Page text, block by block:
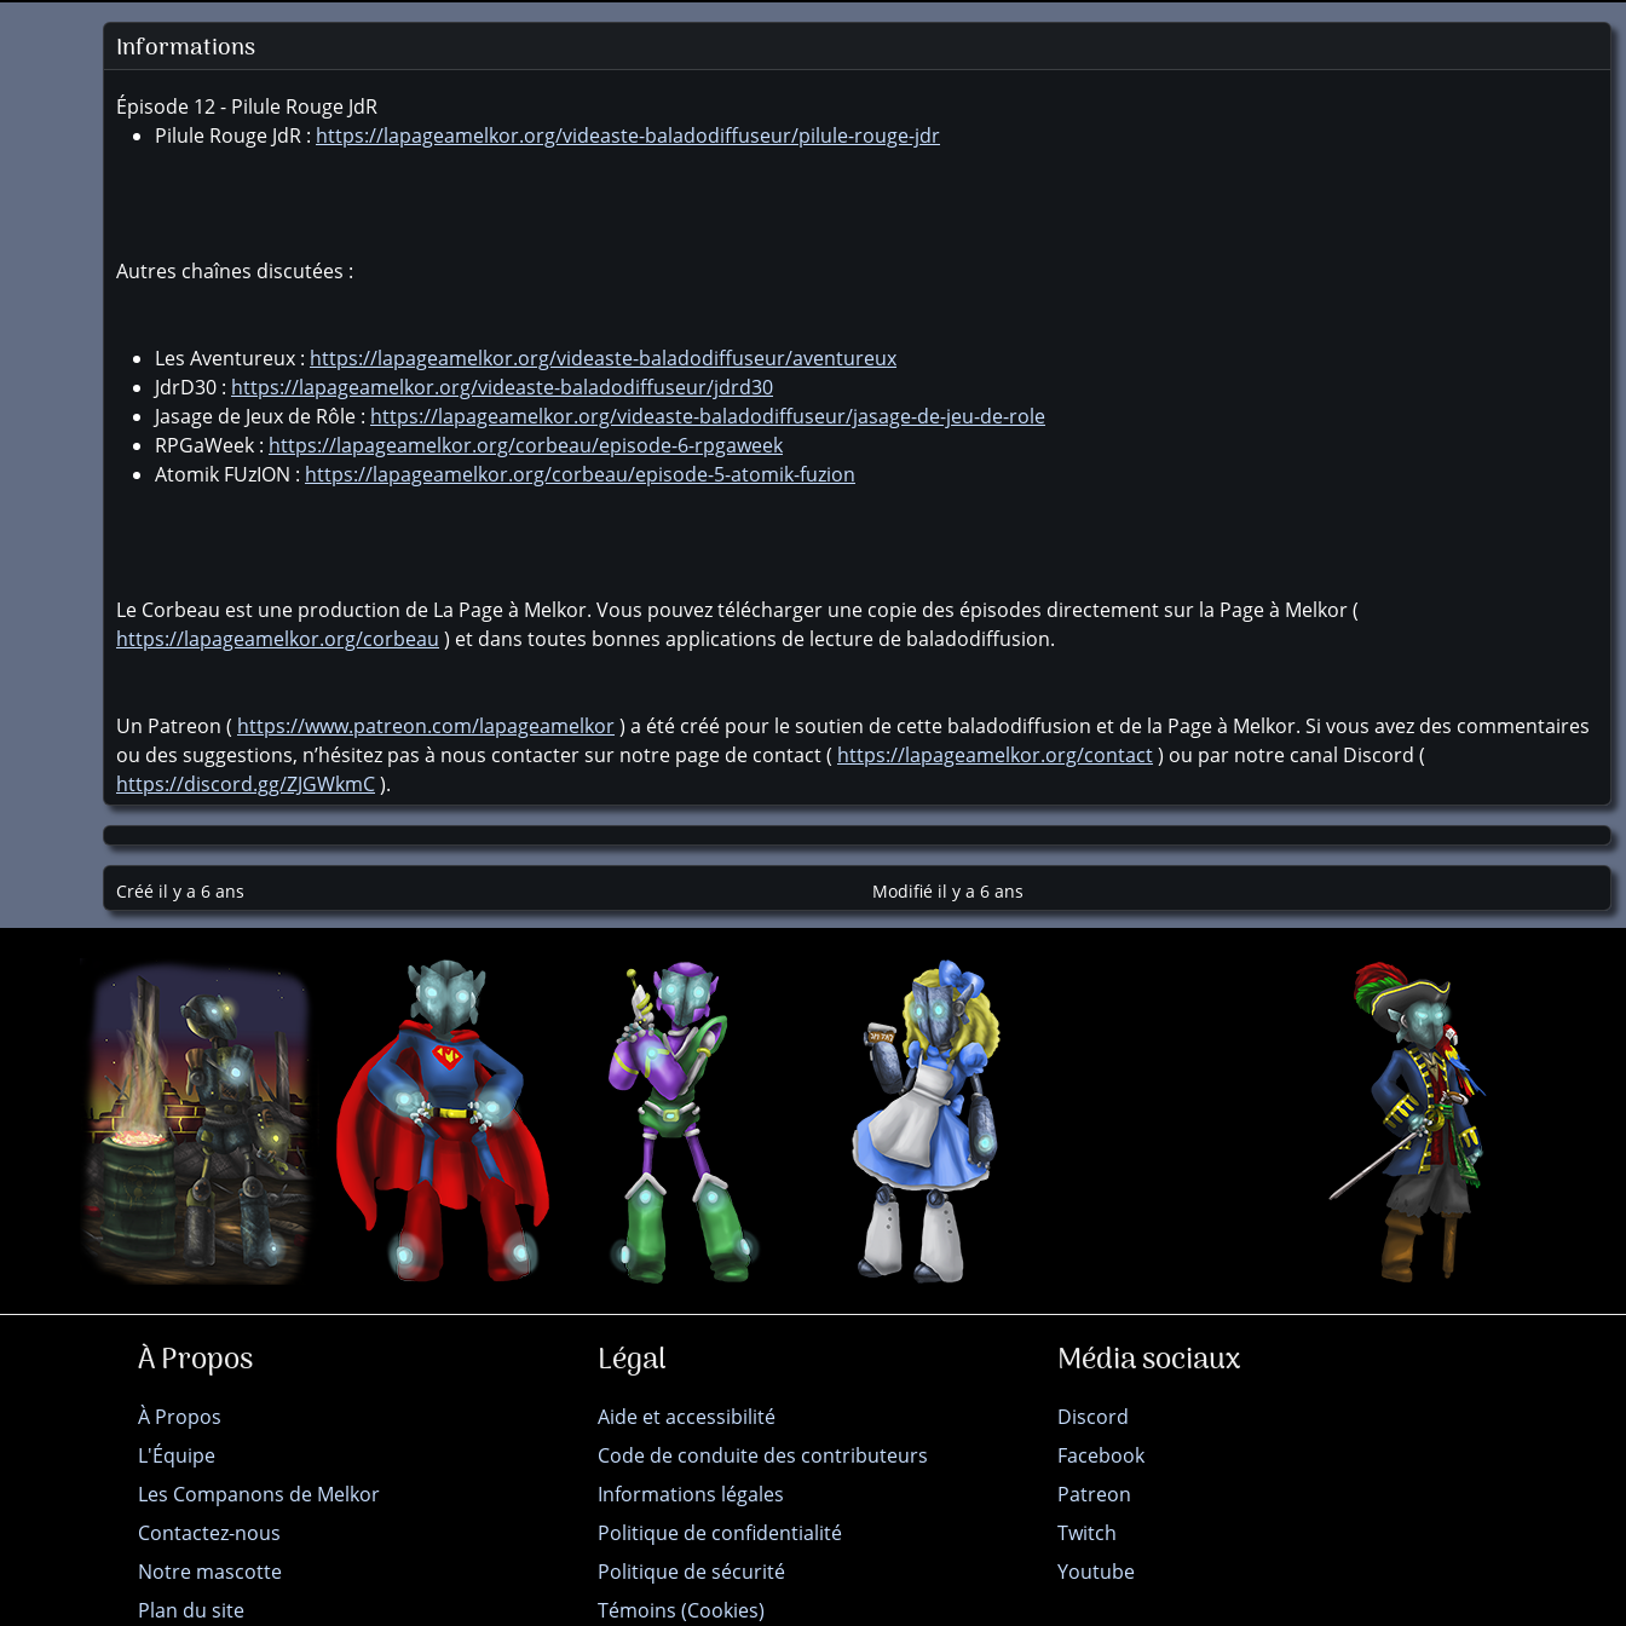
Informations
Épisode 12 - Pilule Rouge JdR
Pilule Rouge JdR : https://lapageamelkor.org/videaste-baladodiffuseur/pilule-rouge-jdr
Autres chaînes discutées :
Les Aventureux : https://lapageamelkor.org/videaste-baladodiffuseur/aventureux
JdrD30 : https://lapageamelkor.org/videaste-baladodiffuseur/jdrd30
Jasage de Jeux de Rôle : https://lapageamelkor.org/videaste-baladodiffuseur/jasage-de-jeu-de-role
RPGaWeek : https://lapageamelkor.org/corbeau/episode-6-rpgaweek
Atomik FUzION : https://lapageamelkor.org/corbeau/episode-5-atomik-fuzion
Le Corbeau est une production de La Page à Melkor. Vous pouvez télécharger une copie des épisodes directement sur la Page à Melkor (
https://lapageamelkor.org/corbeau ) et dans toutes bonnes applications de lecture de baladodiffusion.
Un Patreon ( https://www.patreon.com/lapageamelkor) a été créé pour le soutien de cette baladodiffusion et de la Page à Melkor. Si vous avez des commentaires
ou des suggestions, n’hésitez pas à nous contacter sur notre page de contact ( https://lapageamelkor.org/contact) ou par notre canal Discord (
https://discord.gg/ZJGWkmC).
Créé il y a 6 ans Modifié il y a 6 ans
À Propos
À Propos
L'Équipe
Les Companons de Melkor
Contactez-nous
Notre mascotte
Plan du site
Légal
Aide et accessibilité
Code de conduite des contributeurs
Informations légales
Politique de confidentialité
Politique de sécurité
Témoins (Cookies)
Média sociaux
Discord
Facebook
Patreon
Twitch
Youtube